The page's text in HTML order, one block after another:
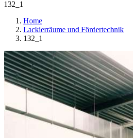
132_1
Home
Lackierräume und Fördertechnik
132_1